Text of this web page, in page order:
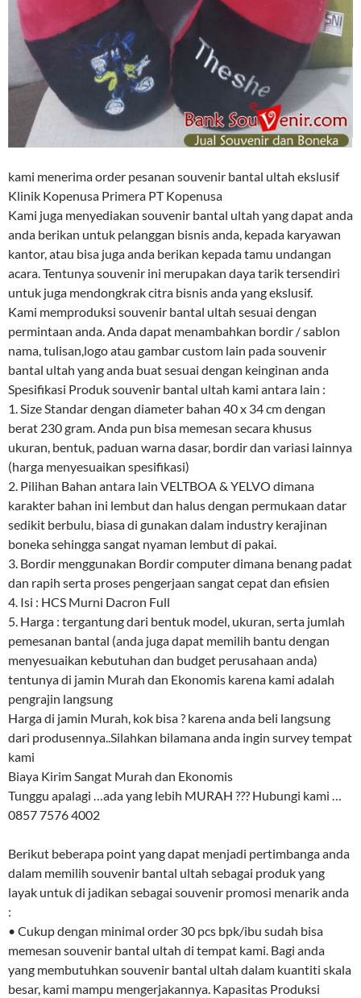
kami menerima order pesanan souvenir bantal ultah ekslusif
Klinik Kopenusa Primera PT Kopenusa
Kami juga menyediakan souvenir bantal ultah yang dapat anda
anda berikan untuk pelanggan bisnis anda, kepada karyawan
kantor, atau bisa juga anda berikan kepada tamu undangan
acara. Tentunya souvenir ini merupakan daya tarik tersendiri
untuk juga mendongkrak citra bisnis anda yang ekslusif.
Kami memproduksi souvenir bantal ultah sesuai dengan
permintaan anda. Anda dapat menambahkan bordir / sablon
nama, tulisan,logo atau gambar custom lain pada souvenir
bantal ultah yang anda buat sesuai dengan keinginan anda
Spesifikasi Produk souvenir bantal ultah kami antara lain :
1. Size Standar dengan diameter bahan 40 x 34 cm dengan
berat 230 gram. Anda pun bisa memesan secara khusus
ukuran, bentuk, paduan warna dasar, bordir dan variasi lainnya
(harga menyesuaikan spesifikasi)
2. Pilihan Bahan antara lain VELTBOA & YELVO dimana
karakter bahan ini lembut dan halus dengan permukaan datar
sedikit berbulu, biasa di gunakan dalam industry kerajinan
boneka sehingga sangat nyaman lembut di pakai.
3. Bordir menggunakan Bordir computer dimana benang padat
dan rapih serta proses pengerjaan sangat cepat dan efisien
4. Isi : HCS Murni Dacron Full
5. Harga : tergantung dari bentuk model, ukuran, serta jumlah
pemesanan bantal (anda juga dapat memilih bantu dengan
menyesuaikan kebutuhan dan budget perusahaan anda)
tentunya di jamin Murah dan Ekonomis karena kami adalah
pengrajin langsung
Harga di jamin Murah, kok bisa ? karena anda beli langsung
dari produsennya..Silahkan bilamana anda ingin survey tempat
kami
Biaya Kirim Sangat Murah dan Ekonomis
Tunggu apalagi …ada yang lebih MURAH ??? Hubungi kami …
0857 7576 4002
Berikut beberapa point yang dapat menjadi pertimbanga anda
dalam memilih souvenir bantal ultah sebagai produk yang
layak untuk di jadikan sebagai souvenir promosi menarik anda
:
• Cukup dengan minimal order 30 pcs bpk/ibu sudah bisa
memesan souvenir bantal ultah di tempat kami. Bagi anda
yang membutuhkan souvenir bantal ultah dalam kuantiti skala
besar, kami mampu mengerjakannya. Kapasitas Produksi